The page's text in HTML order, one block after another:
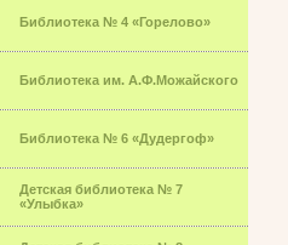
Библиотека № 4 «Горелово»
Библиотека им. А.Ф.Можайского
Библиотека № 6 «Дудергоф»
Детская библиотека № 7
«Улыбка»